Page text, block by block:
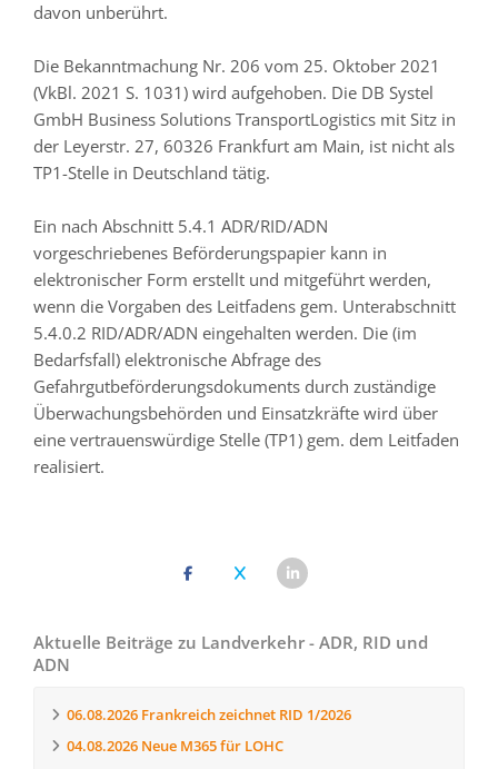
davon unberührt.
Die Bekanntmachung Nr. 206 vom 25. Oktober 2021
(VkBl. 2021 S. 1031) wird aufgehoben. Die DB Systel
GmbH Business Solutions TransportLogistics mit Sitz in
der Leyerstr. 27, 60326 Frankfurt am Main, ist nicht als
TP1-Stelle in Deutschland tätig.
Ein nach Abschnitt 5.4.1 ADR/RID/ADN
vorgeschriebenes Beförderungspapier kann in
elektronischer Form erstellt und mitgeführt werden,
wenn die Vorgaben des Leitfadens gem. Unterabschnitt
5.4.0.2 RID/ADR/ADN eingehalten werden. Die (im
Bedarfsfall) elektronische Abfrage des
Gefahrgutbeförderungsdokuments durch zuständige
Überwachungsbehörden und Einsatzkräfte wird über
eine vertrauenswürdige Stelle (TP1) gem. dem Leitfaden
realisiert.
Aktuelle Beiträge zu Landverkehr - ADR, RID und
ADN
06.08.2026 Frankreich zeichnet RID 1/2026
04.08.2026 Neue M365 für LOHC